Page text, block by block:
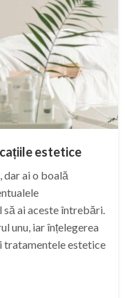
estetice
dar ai o boală
ai aceste întrebări.
unu, iar înțelegerea
tratamentele estetice